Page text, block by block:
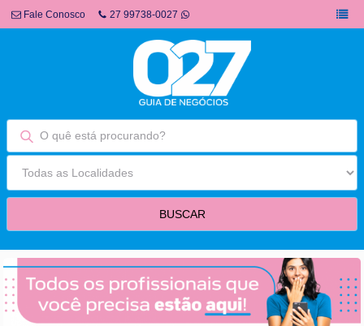
Fale Conosco 27 99738-0027